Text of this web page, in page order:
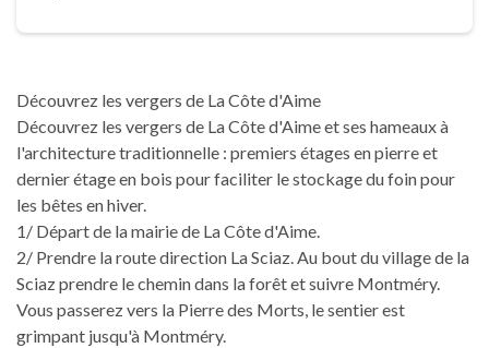
Découvrez les vergers de La Côte d'Aime
Découvrez les vergers de La Côte d'Aime et ses hameaux à
l'architecture traditionnelle : premiers étages en pierre et
dernier étage en bois pour faciliter le stockage du foin pour
les bêtes en hiver.
1/ Départ de la mairie de La Côte d'Aime.
2/ Prendre la route direction La Sciaz. Au bout du village de la
Sciaz prendre le chemin dans la forêt et suivre Montméry.
Vous passerez vers la Pierre des Morts, le sentier est
grimpant jusqu'à Montméry.